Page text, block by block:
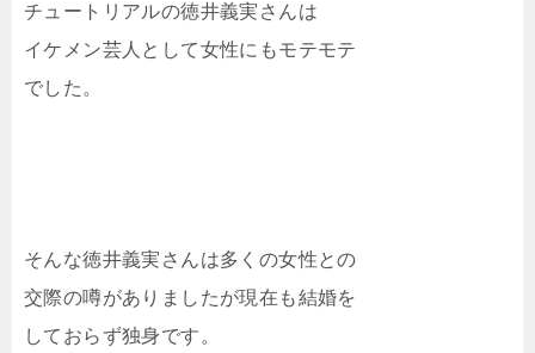
チュートリアルの徳井義実さんは
イケメン芸人として女性にもモテモテ
でした。
そんな徳井義実さんは多くの女性との
交際の噂がありましたが現在も結婚を
しておらず独身です。